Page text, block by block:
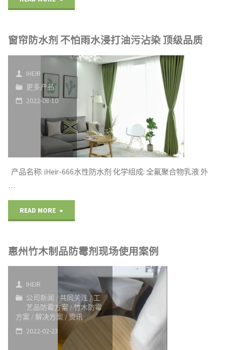
足
看"
芥
山
防
霉
片"
窗帘防水剂 不怕雨水浸打油污沾染 顶级品质
IHEIR
更多产品
2022-08-10
产品名称: iHeir-666水性防水剂 化学组成: 全氟聚合物乳液 外
…
READ MORE
防
水
剂
不
怕
惠州竹木制品防霉剂现场使用案例
IHEIR
公司新闻 /共同关注 /工
艺品防霉方案 /竹木防霉
方案 / 解决方案 /资讯
2022-02-23